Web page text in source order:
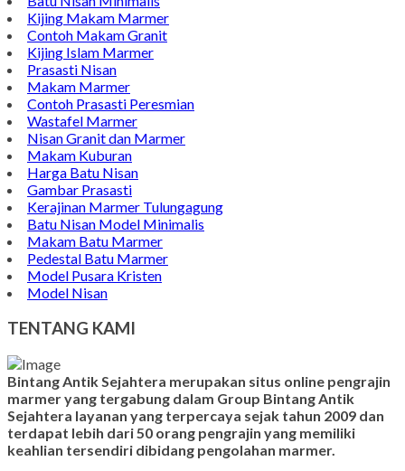
Kijing Makam Marmer
Contoh Makam Granit
Kijing Islam Marmer
Prasasti Nisan
Makam Marmer
Contoh Prasasti Peresmian
Wastafel Marmer
Nisan Granit dan Marmer
Makam Kuburan
Harga Batu Nisan
Gambar Prasasti
Kerajinan Marmer Tulungagung
Batu Nisan Model Minimalis
Makam Batu Marmer
Pedestal Batu Marmer
Model Pusara Kristen
Model Nisan
TENTANG KAMI
Bintang Antik Sejahtera merupakan situs online pengrajin
marmer yang tergabung dalam Group Bintang Antik
Sejahtera layanan yang terpercaya sejak tahun 2009 dan
terdapat lebih dari 50 orang pengrajin yang memiliki
keahlian tersendiri dibidang pengolahan marmer.